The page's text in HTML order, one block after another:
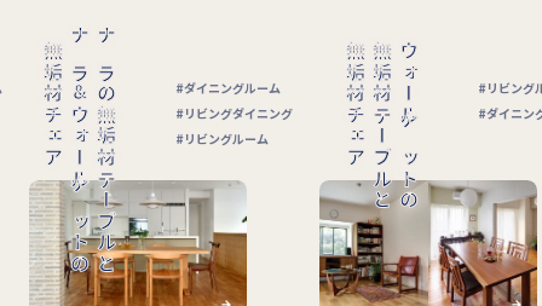
ダイニングルーム
リビングダイニング
リビングルーム
ウォールナットの
無垢材テーブルと
無垢材チェア
リビングルーム
ダイニングルーム
無垢材ラ
無垢材チェア